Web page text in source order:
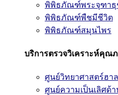
พิพิธภัณฑ์พระจุฑาธุ
พิพิธภัณฑ์พืชมีชีวิต
พิพิธภัณฑ์สมุนไพร
บริการตรวจวิเคราะห์คุณ
ศูนย์วิทยาศาสตร์ฮา
ศูนย์ความเป็นเลิศด้